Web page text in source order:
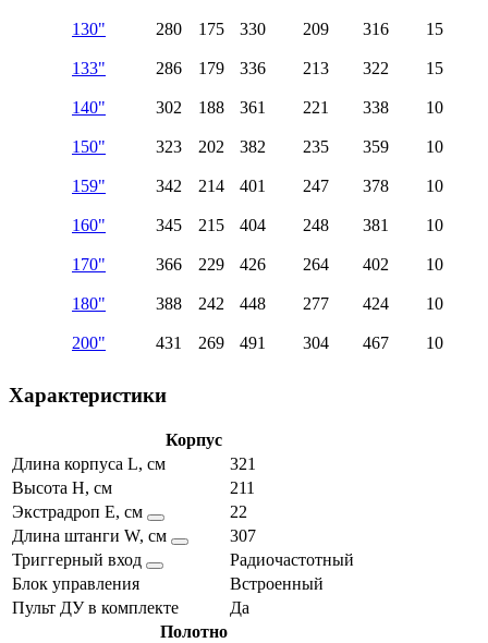
130" 280 175 330 209 316 15
133" 286 179 336 213 322 15
140" 302 188 361 221 338 10
150" 323 202 382 235 359 10
159" 342 214 401 247 378 10
160" 345 215 404 248 381 10
170" 366 229 426 264 402 10
180" 388 242 448 277 424 10
200" 431 269 491 304 467 10
Характеристики
Корпус
Длина корпуса L, см
321
Высота H, см
211
Экстрадроп E, см
22
Длина штанги W, см
307
Триггерный вход
Радиочастотный
Блок управления
Встроенный
Пульт ДУ в комплекте
Да
Полотно